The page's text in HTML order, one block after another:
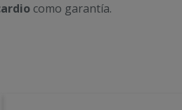
como garantía.